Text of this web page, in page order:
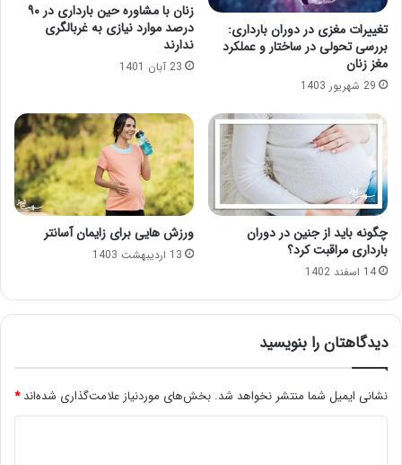
تغییرات مغزی در دوران بارداری:
بررسی تحولی در ساختار و عملکرد
مغز زنان
29 شهریور 1403
زنان با مشاوره حین بارداری در ۹۰
درصد موارد نیازی به غربالگری
ندارند
23 آبان 1401
چگونه باید از جنین در دوران
بارداری مراقبت کرد؟
14 اسفند 1402
ورزش هایی برای زایمان آسانتر
13 اردیبهشت 1403
دیدگاهتان را بنویسید
نشانی ایمیل شما منتشر نخواهد شد. بخش‌های موردنیاز علامت‌گذاری شده‌اند*